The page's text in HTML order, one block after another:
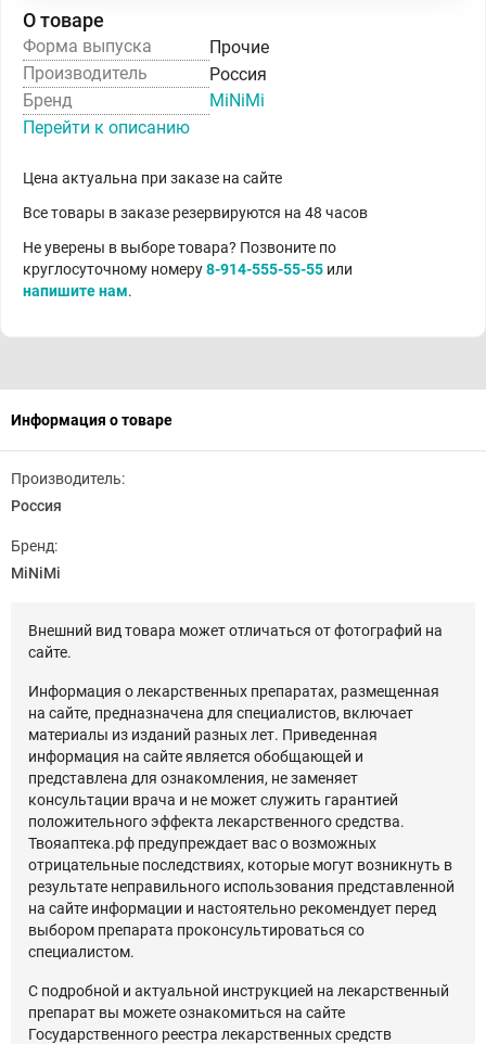
О товаре
Форма выпуска
Прочие
Производитель
Россия
Бренд
MiNiMi
Перейти к описанию
Цена актуальна при заказе на сайте
Все товары в заказе резервируются на 48 часов
Не уверены в выборе товара? Позвоните по
круглосуточному номеру8-914-555-55-55 или
напишите нам.
Информация о товаре
Производитель:
Россия
Бренд:
MiNiMi
Внешний вид товара может отличаться от фотографий на
сайте.
Информация о лекарственных препаратах, размещенная
на сайте, предназначена для специалистов, включает
материалы из изданий разных лет. Приведенная
информация на сайте является обобщающей и
представлена для ознакомления, не заменяет
консультации врача и не может служить гарантией
положительного эффекта лекарственного средства.
Твояаптека.рф предупреждает вас о возможных
отрицательные последствиях, которые могут возникнуть в
результате неправильного использования представленной
на сайте информации и настоятельно рекомендует перед
выбором препарата проконсультироваться со
специалистом.
С подробной и актуальной инструкцией на лекарственный
препарат вы можете ознакомиться на сайте
Государственного реестра лекарственных средств